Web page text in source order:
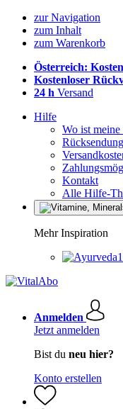
zur Navigation
zum Inhalt
zum Warenkorb
Österreich:
Kostenloser
24 h Versand
Hilfe
Wo ist
Kontakt
Alle Hilfe-
Mehr Inspiration
Anmelden
Jetzt anmelden
Bist du neu hier?
Konto erstellen